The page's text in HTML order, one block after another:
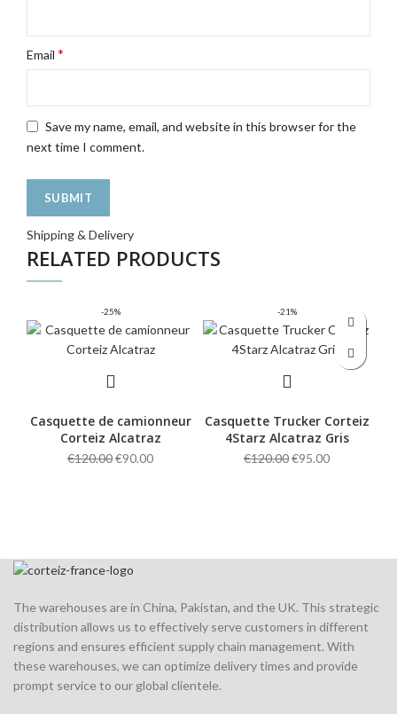
Email *
Save my name, email, and website in this browser for the
next time I comment.
Shipping & Delivery
RELATED PRODUCTS
-25%
Casquette de camionneur
Corteiz Alcatraz
€120.00Original
€90.00Current
-21%
Casquette Trucker Corteiz
4Starz Alcatraz Gris
€120.00Original
€95.00Current
The warehouses are in China, Pakistan, and the UK. This strategic
distribution allows us to effectively serve customers in different
regions and ensures efficient supply chain management. With
these warehouses, we can optimize delivery times and provide
prompt service to our global clientele.